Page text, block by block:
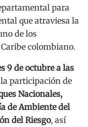
para
que atraviesa la
de los
colombiano.
9 de octubre a las
participación de
Nacionales,
de Ambiente del
del Riesgo, así